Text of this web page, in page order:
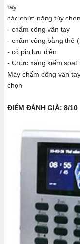
tay
các chức năng tùy
- chấm công vân tay
- chấm công bằng thẻ
- có pin lưu điện
- Chức năng kiểm soát
Máy chấm công vân
chọn
ĐIỂM ĐÁNH GIÁ: 8/10